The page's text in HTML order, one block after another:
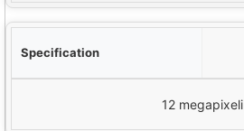
12 megapixeli